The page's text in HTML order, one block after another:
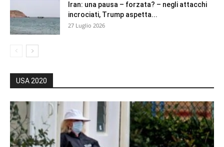
Iran: una pausa – forzata? – negli attacchi
incrociati, Trump aspetta...
27 Luglio 2026
USA 2020